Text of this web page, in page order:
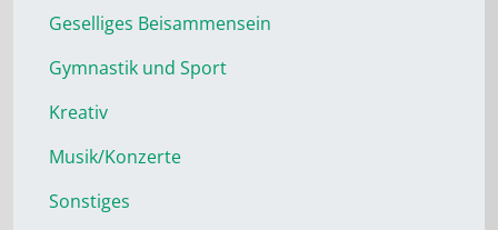
Geselliges Beisammensein
Gymnastik und Sport
Kreativ
Musik/Konzerte
Sonstiges